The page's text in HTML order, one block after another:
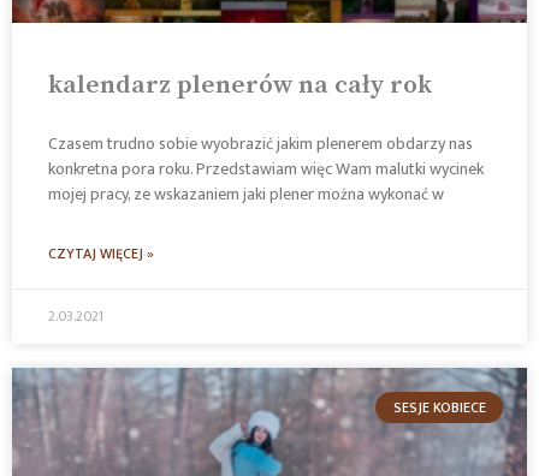
kalendarz plenerów na cały rok
Czasem trudno sobie wyobrazić jakim plenerem obdarzy nas
konkretna pora roku. Przedstawiam więc Wam malutki wycinek
mojej pracy, ze wskazaniem jaki plener można wykonać w
CZYTAJ WIĘCEJ »
2.03.2021
SESJE KOBIECE